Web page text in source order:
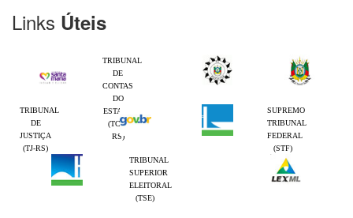
Links Úteis
TRIBUNAL
DE
CONTAS
DO
ESTADO
(TCE-
RS)
TRIBUNAL
DE
JUSTIÇA
(TJ-RS)
SUPREMO
TRIBUNAL
FEDERAL
(STF)
TRIBUNAL
SUPERIOR
ELEITORAL
(TSE)